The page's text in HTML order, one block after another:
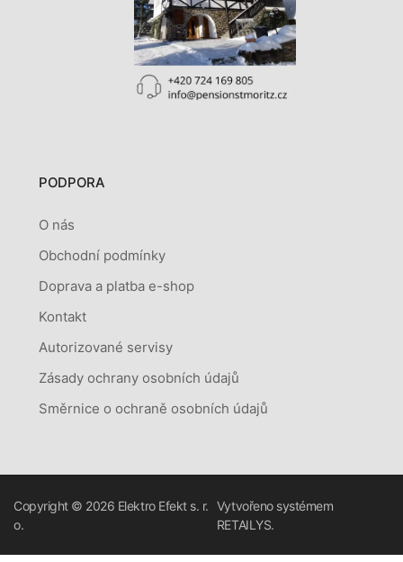
PODPORA
O nás
Obchodní podmínky
Doprava a platba e-shop
Kontakt
Autorizované servisy
Zásady ochrany osobních údajů
Směrnice o ochraně osobních údajů
Copyright © 2026 Elektro Efekt s. r.
o.
Vytvořeno systémem
RETAILYS.